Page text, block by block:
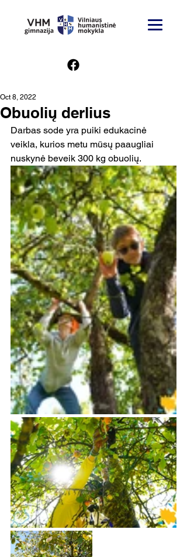
Obuolių derlius
Oct 8, 2022
Darbas sode yra puiki edukacinė
veikla, kurios metu mūsų paaugliai
nuskynė beveik 300 kg obuolių.